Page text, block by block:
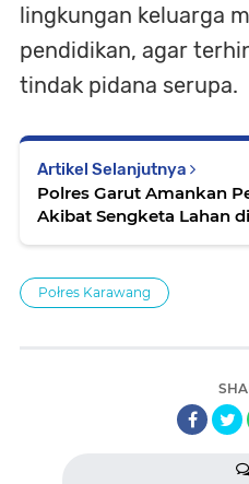
lingkungan keluarga
pendidikan, agar
tindak pidana serupa.
Artikel Selanjutnya
Polres Garut Amankan
Akibat Sengketa Lahan
Połres Karawang